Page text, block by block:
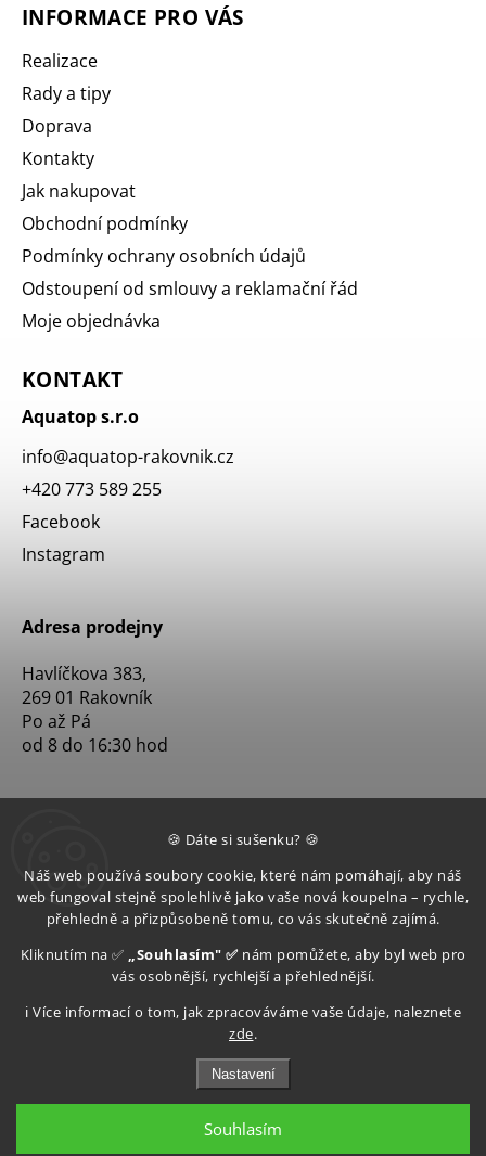
🍪 Dáte si sušenku? 🍪
Náš web používá soubory cookie, které nám pomáhají, aby náš
web fungoval stejně spolehlivě jako vaše nová koupelna – rychle,
přehledně a přizpůsobeně tomu, co vás skutečně zajímá.
Kliknutím na ✅ „Souhlasím" ✅ nám pomůžete, aby byl web pro
vás osobnější, rychlejší a přehlednější.
ℹ️ Více informací o tom, jak zpracováváme vaše údaje, naleznete
zde.
Nastavení
Souhlasím
INFORMACE PRO VÁS
Realizace
Rady a tipy
Doprava
Kontakty
Jak nakupovat
Obchodní podmínky
Podmínky ochrany osobních údajů
Odstoupení od smlouvy a reklamační řád
Moje objednávka
KONTAKT
Aquatop s.r.o
info@aquatop-rakovnik.cz
+420 773 589 255
Facebook
Instagram
Adresa prodejny
Havlíčkova 383,
269 01 Rakovník
Po až Pá
od 8 do 16:30 hod